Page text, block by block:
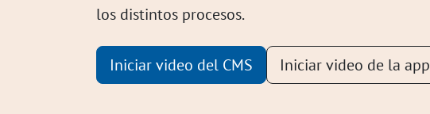
los distintos procesos.
Iniciar video del CMS Iniciar video de la app